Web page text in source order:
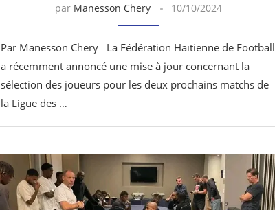
par Manesson Chery 10/10/2024
Par Manesson Chery La Fédération Haïtienne de Football
a récemment annoncé une mise à jour concernant la
sélection des joueurs pour les deux prochains matchs de
la Ligue des …